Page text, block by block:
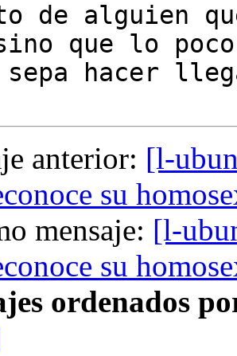
de alguien
que lo
sepa hacer
anterior: [l-
su
mensaje: [l-
su
ordenados